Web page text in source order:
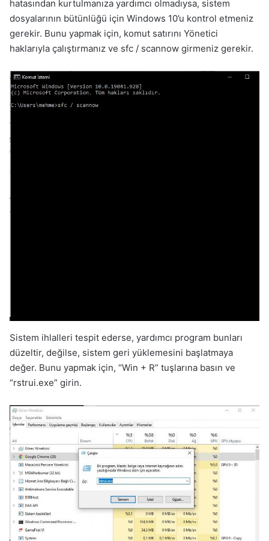
hatasından kurtulmanıza yardımcı olmadıysa, sistem
dosyalarının bütünlüğü için Windows 10’u kontrol etmeniz
gerekir. Bunu yapmak için, komut satırını Yönetici
haklarıyla çalıştırmanız ve sfc / scannow girmeniz gerekir.
Sistem ihlalleri tespit ederse, yardımcı program bunları
düzeltir, değilse, sistem geri yüklemesini başlatmaya
değer. Bunu yapmak için, “Win + R” tuşlarına basın ve
“rstrui.exe” girin.